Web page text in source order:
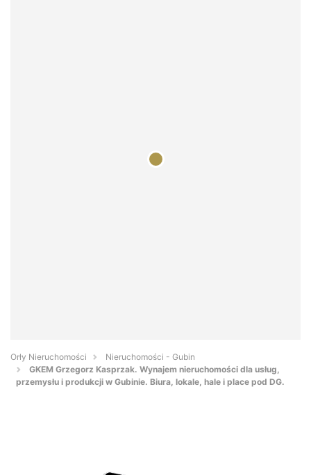
Orły Nieruchomości
Nieruchomości - Gubin
GKEM Grzegorz Kasprzak. Wynajem nieruchomości dla usług,
przemysłu i produkcji w Gubinie. Biura, lokale, hale i place pod DG.